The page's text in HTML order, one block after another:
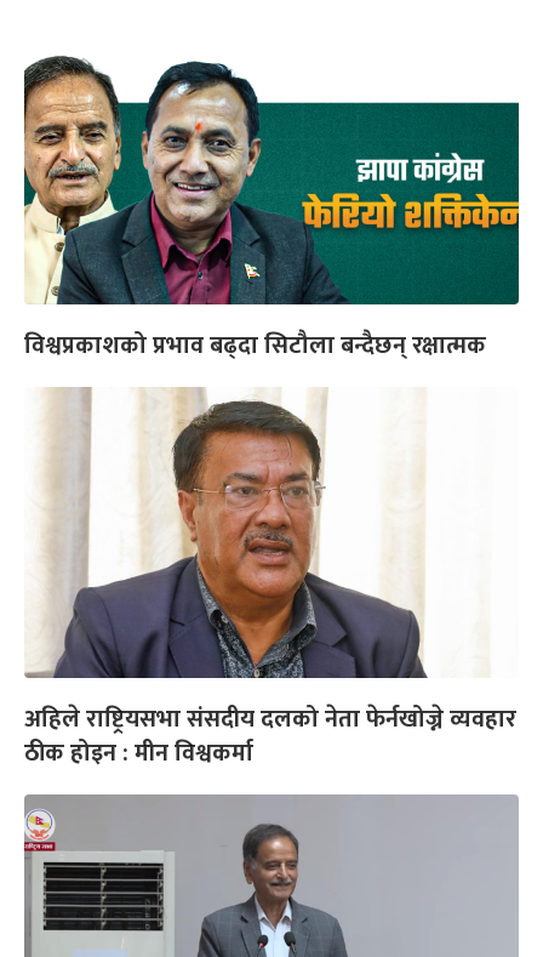
विश्वप्रकाशको प्रभाव बढ्दा सिटौला बन्दैछन् रक्षात्मक
अहिले राष्ट्रियसभा संसदीय दलको नेता फेर्नखोज्ने व्यवहार
ठीक होइन : मीन विश्वकर्मा